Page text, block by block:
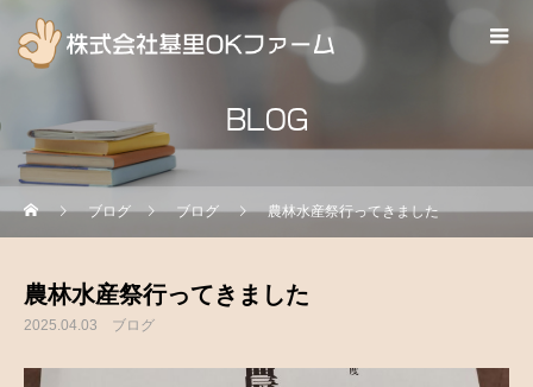
BLOG
ブログ ブログ 農林水産祭行ってきました
農林水産祭行ってきました
2025.04.03 ブログ